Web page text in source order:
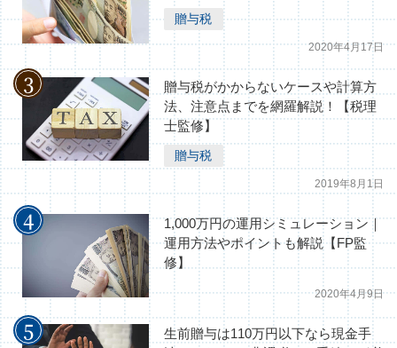
贈与税
2020年4月17日
贈与税がかからないケースや計算方
法、注意点までを網羅解説！【税理
士監修】
贈与税
2019年8月1日
1,000万円の運用シミュレーション｜
運用方法やポイントも解説【FP監
修】
2020年4月9日
生前贈与は110万円以下なら現金手